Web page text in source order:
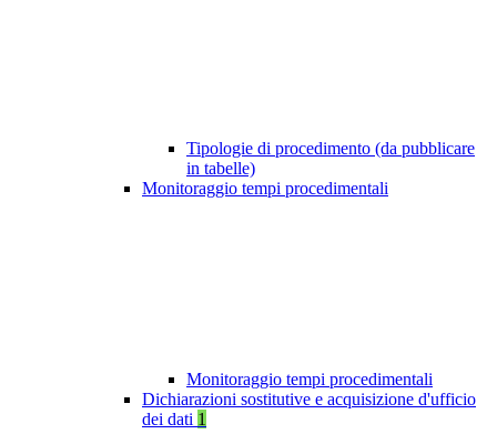
Tipologie di procedimento (da pubblicare
in tabelle)
Monitoraggio tempi procedimentali
Monitoraggio tempi procedimentali
Dichiarazioni sostitutive e acquisizione d'ufficio
dei dati 1